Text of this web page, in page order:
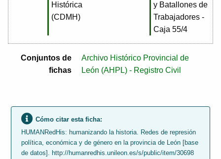
Histórica
(CDMH)
y Batallones de
Trabajadores -
Caja 55/4
Conjuntos de
fichas
Archivo Histórico Provincial de
León (AHPL) - Registro Civil
Cómo citar esta ficha:
HUMANRedHis: humanizando la historia. Redes de represión
política, económica y de género en la provincia de León [base
de datos]. http://humanredhis.unileon.es/s/public/item/30698